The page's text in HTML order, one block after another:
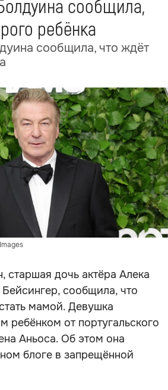
сообщила,
ребёнка
сообщила, что ждёт
старшая дочь актёра Алека
сообщила, что
мамой. Девушка
ребёнком от португальского
Аньоса. Об этом она
блоге в запрещённой